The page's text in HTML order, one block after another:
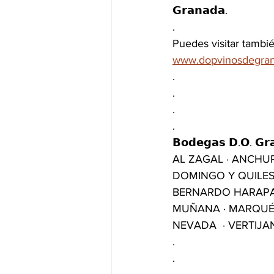
𝗚𝗿𝗮𝗻𝗮𝗱𝗮.
.
Puedes visitar
.
.
.
.
𝗕𝗼𝗱𝗲𝗴𝗮𝘀 𝗗.𝗢.
AL ZAGAL ·
DOMINGO Y
BERNARDO
MUÑANA ·
NEVADA  ·
.
.